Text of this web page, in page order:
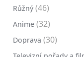
Růžný (46)
Anime (32)
Doprava (30)